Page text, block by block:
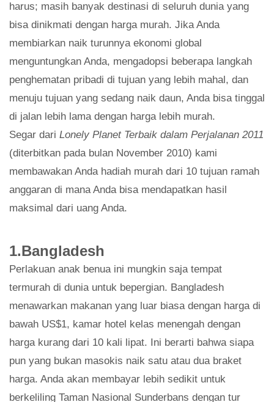
harus; masih banyak destinasi di seluruh dunia yang
bisa dinikmati dengan harga murah. Jika Anda
membiarkan naik turunnya ekonomi global
menguntungkan Anda, mengadopsi beberapa langkah
penghematan pribadi di tujuan yang lebih mahal, dan
menuju tujuan yang sedang naik daun, Anda bisa tinggal
di jalan lebih lama dengan harga lebih murah.
Segar dari Lonely Planet Terbaik dalam Perjalanan 2011
(diterbitkan pada bulan November 2010) kami
membawakan Anda hadiah murah dari 10 tujuan ramah
anggaran di mana Anda bisa mendapatkan hasil
maksimal dari uang Anda.
1.Bangladesh
Perlakuan anak benua ini mungkin saja tempat
termurah di dunia untuk bepergian. Bangladesh
menawarkan makanan yang luar biasa dengan harga di
bawah US$1, kamar hotel kelas menengah dengan
harga kurang dari 10 kali lipat. Ini berarti bahwa siapa
pun yang bukan masokis naik satu atau dua braket
harga. Anda akan membayar lebih sedikit untuk
berkeliling Taman Nasional Sunderbans dengan tur